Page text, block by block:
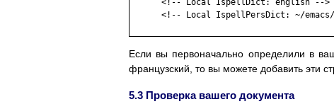
      <!-- Local IspellDict: english -->
<!-- Local IspellPersDict: ~/
Если вы первоначально определили в
французский, то вы можете добавить эти
5.3 Проверка вашего документа